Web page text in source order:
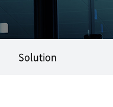
Solution